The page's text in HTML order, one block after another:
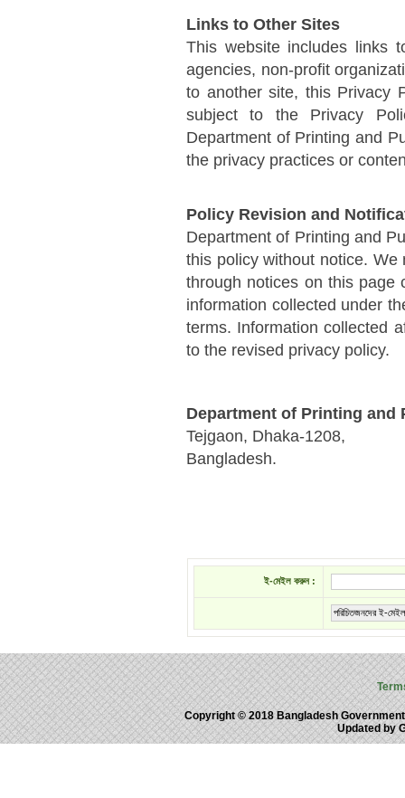
Links to Other Sites
This website includes links
agencies, non-profit
to another site, this Privacy
subject to the Privacy
Department of Printing and
the privacy practices or
Policy Revision and
Department of Printing and
this policy without notice.
through notices on this page
information collected under
terms. Information collected
to the revised privacy policy.
Department of Printing and
Tejgaon, Dhaka-1208,
Bangladesh.
ই-মেইল করুন :
পরিচিতজনদের ই-মেইল
Copyright © 2018 Bangladesh
Updated by